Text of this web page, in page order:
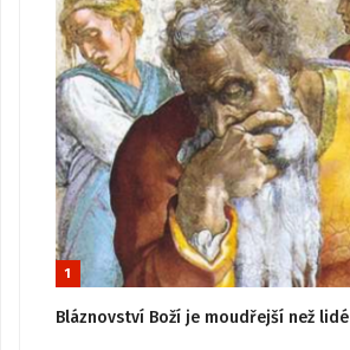
1
Bláznovství Boží je moudřejší než lidé